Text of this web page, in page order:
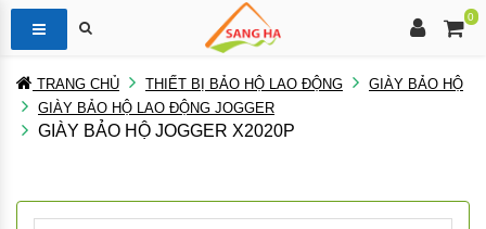
0
TRANG CHỦ THIẾT BỊ BẢO HỘ LAO ĐỘNG
GIÀY BẢO HỘ
GIÀY BẢO HỘ LAO ĐỘNG JOGGER
GIÀY BẢO HỘ JOGGER X2020P